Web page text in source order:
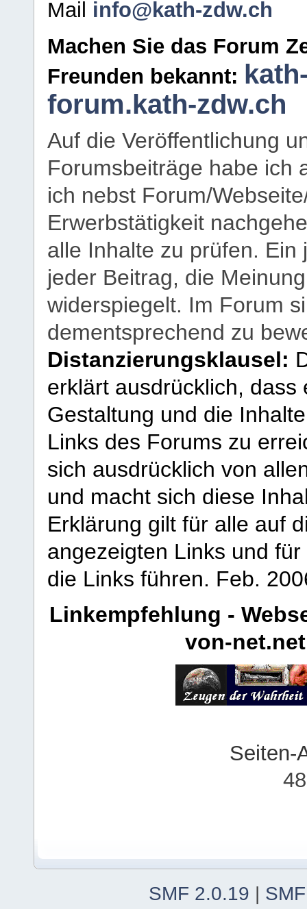
Mail info@kath-zdw.ch
Machen Sie das Forum
Freunden bekannt:
forum.kath-zdw.ch
Auf die Veröffentlichung
Forumsbeiträge habe ich
ich nebst Forum/
Erwerbstätigkeit
alle Inhalte zu prüfen.
jeder Beitrag, die
widerspiegelt. Im Forum
dementsprechend zu
Distanzierungsklausel:
erklärt ausdrücklich,
Gestaltung und die
Links des Forums zu
sich ausdrücklich von
und macht sich diese
Erklärung gilt für alle auf
angezeigten Links und
die Links führen. Feb.
Linkempfehlung -
von-net.net
Seiten-
SMF 2.0.19